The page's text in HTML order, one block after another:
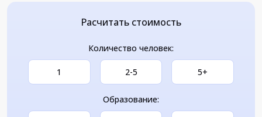
Расчитать стоимость
Количество человек:
1 2-5 5+
Образование: